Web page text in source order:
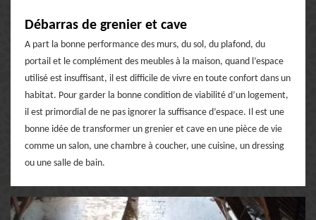
Débarras de grenier et cave
A part la bonne performance des murs, du sol, du plafond, du
portail et le complément des meubles à la maison, quand l’espace
utilisé est insuffisant, il est difficile de vivre en toute confort dans un
habitat. Pour garder la bonne condition de viabilité d’un logement,
il est primordial de ne pas ignorer la suffisance d’espace. Il est une
bonne idée de transformer un grenier et cave en une pièce de vie
comme un salon, une chambre à coucher, une cuisine, un dressing
ou une salle de bain.